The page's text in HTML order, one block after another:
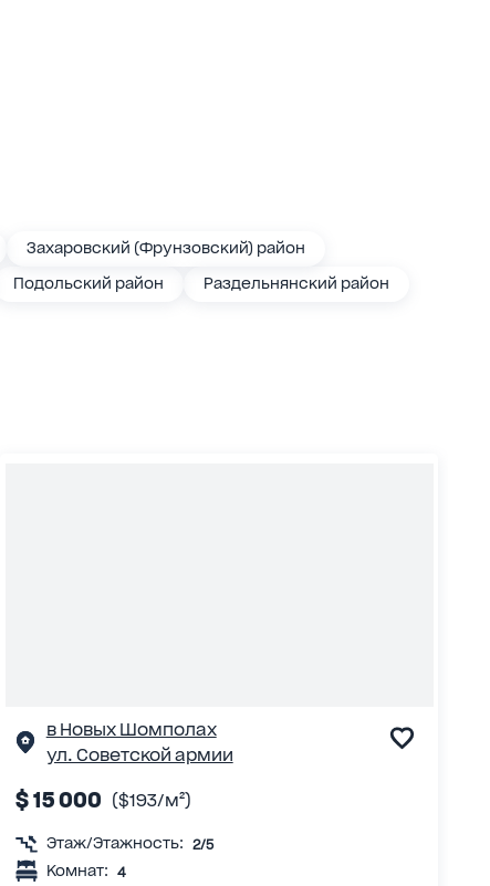
Захаровский (Фрунзовский) район
Подольский район
Раздельнянский район
в Новых Шомполах
ул. Советской армии
$ 15 000 ($193/м²)
Этаж/Этажность: 2/5
Комнат: 4